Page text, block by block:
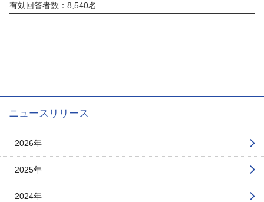
有効回答者数：8,540名
ニュースリリース
2026年
2025年
2024年